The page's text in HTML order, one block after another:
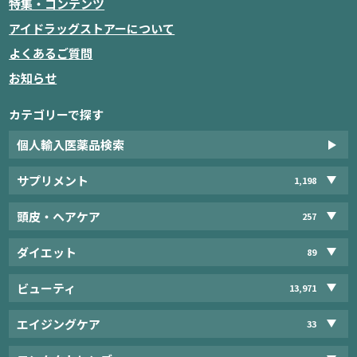
特集・コンテンツ
アイドラッグストアーについて
よくあるご質問
お知らせ
カテゴリーで探す
個人輸入医薬品検索
サプリメント 1,198
頭皮・ヘアケア 257
ダイエット 89
ビューティ 13,971
エイジングケア 33